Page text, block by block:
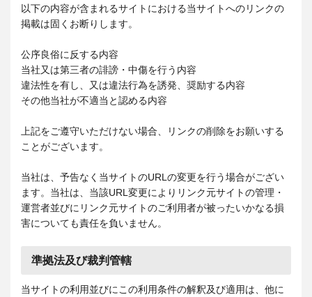
以下の内容が含まれるサイトにおける当サイトへのリンクの
掲載は固くお断りします。
公序良俗に反する内容
当社又は第三者の誹謗・中傷を行う内容
違法性を有し、又は違法行為を誘発、奨励する内容
その他当社が不適当と認める内容
上記をご遵守いただけない場合、リンクの削除をお願いする
ことがございます。
当社は、予告なく当サイトのURLの変更を行う場合がござい
ます。当社は、当該URL変更によりリンク元サイトの管理・
運営者並びにリンク元サイトのご利用者が被ったいかなる損
害についても責任を負いません。
準拠法及び裁判管轄
当サイトの利用並びにこの利用条件の解釈及び適用は、他に